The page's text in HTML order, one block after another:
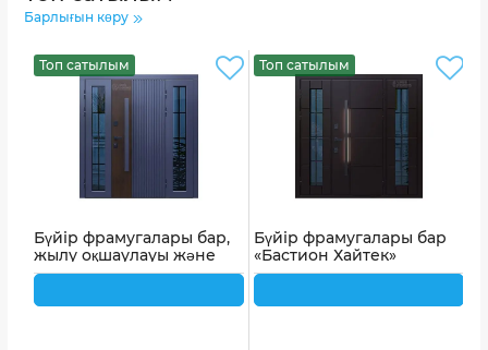
Барлығын көру
Топ сатылым
Бүйір фрамугалары бар,
жылу оқшаулауы және
термоүзігі бар «Fusion Hi-
Топ сатылым
Бүйір фрамугалары бар
«Бастион Хайтек»
кіреберіс есігі